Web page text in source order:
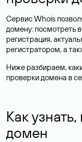
Сервис Whois
домену: посмотреть
регистрация,
регистратором, а
Ниже разбираем,
проверки домена в
Как
домен